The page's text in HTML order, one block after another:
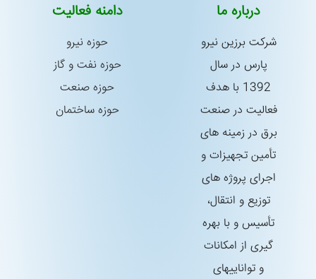
درباره ما
شركت برزین نیرو
پارس در سال
1392 با هدف
فعالیت در صنعت
برق در زمینه های
تأمین تجهیزات و
اجرای پروژه های
توزیع و انتقال،
تأسیس و با بهره
گیری از امكانات
و تواناییهای
دامنه فعالیت
حوزه نیرو
حوزه نفت و گاز
حوزه صنعت
حوزه ساختمان